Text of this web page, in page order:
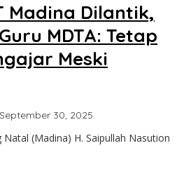
Madina Dilantik,
MDTA: Tetap
Meski
September 30, 2025
(Madina) H. Saipullah Nasution